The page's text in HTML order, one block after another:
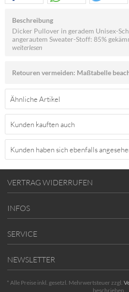
Beschreibung
Dicker Pullover in geradem Unisex-
angerautem Sweater-Stoff: 85%
weiterlesen
Retouren vermeiden: Maßtabelle
Ähnliche Artikel
Kunden kauften auch
Kunden haben sich ebenfalls
VERTRAG WIDERRUFEN
INFOS
SERVICE
NEWSLETTER
* Alle Preise inkl. gesetzl. Mehrwertsteuer zzgl.
beschrieben